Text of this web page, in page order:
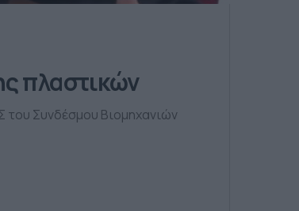
πλαστικών
του Συνδέσμου Βιομηχανιών